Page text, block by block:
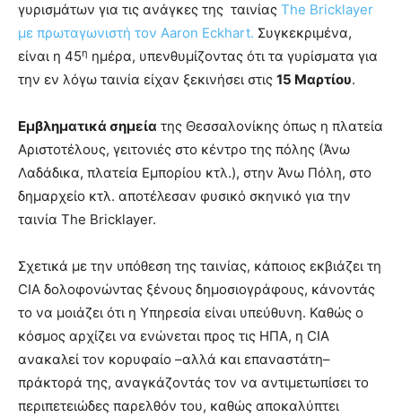
γυρισμάτων για τις ανάγκες της ταινίας The Bricklayer
με πρωταγωνιστή τον Aaron Eckhart. Συγκεκριμένα,
είναι η 45η ημέρα, υπενθυμίζοντας ότι τα γυρίσματα για
την εν λόγω ταινία είχαν ξεκινήσει στις 15 Μαρτίου.
Εμβληματικά σημεία της Θεσσαλονίκης όπως η πλατεία
Αριστοτέλους, γειτονιές στο κέντρο της πόλης (Άνω
Λαδάδικα, πλατεία Εμπορίου κτλ.), στην Άνω Πόλη, στο
δημαρχείο κτλ. αποτέλεσαν φυσικό σκηνικό για την
ταινία The Bricklayer.
Σχετικά με την υπόθεση της ταινίας, κάποιος εκβιάζει τη
CIA δολοφονώντας ξένους δημοσιογράφους, κάνοντάς
το να μοιάζει ότι η Υπηρεσία είναι υπεύθυνη. Καθώς ο
κόσμος αρχίζει να ενώνεται προς τις ΗΠΑ, η CIA
ανακαλεί τον κορυφαίο –αλλά και επαναστάτη–
πράκτορά της, αναγκάζοντάς τον να αντιμετωπίσει το
περιπετειώδες παρελθόν του, καθώς αποκαλύπτει